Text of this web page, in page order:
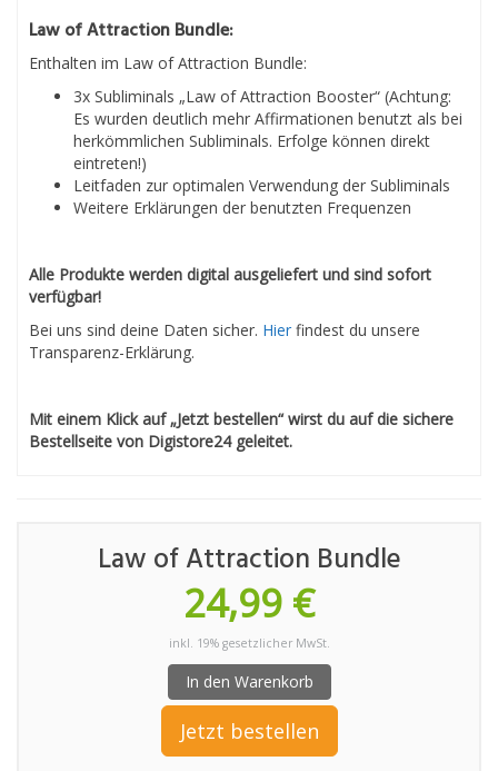
Law of Attraction Bundle:
Enthalten im Law of Attraction Bundle:
3x Subliminals „Law of Attraction Booster“ (Achtung:
Es wurden deutlich mehr Affirmationen benutzt als bei
herkömmlichen Subliminals. Erfolge können direkt
eintreten!)
Leitfaden zur optimalen Verwendung der Subliminals
Weitere Erklärungen der benutzten Frequenzen
Alle Produkte werden digital ausgeliefert und sind sofort
verfügbar!
Bei uns sind deine Daten sicher. Hier findest du unsere
Transparenz-Erklärung.
Mit einem Klick auf „Jetzt bestellen“ wirst du auf die sichere
Bestellseite von Digistore24 geleitet.
Law of Attraction Bundle
24,99 €
inkl. 19% gesetzlicher MwSt.
In den Warenkorb
Jetzt bestellen